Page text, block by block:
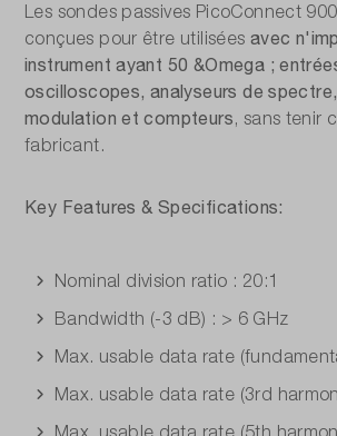
Les sondes passives PicoConnect
conçues pour être utilisées avec
instrument ayant 50 &Omega ;
oscilloscopes, analyseurs de
modulation et compteurs, sans tenir
fabricant.
Key Features & Specifications:
Nominal division ratio : 20:1
Bandwidth (-3 dB) : > 6 GHz
Max. usable data rate
Max. usable data rate (3rd